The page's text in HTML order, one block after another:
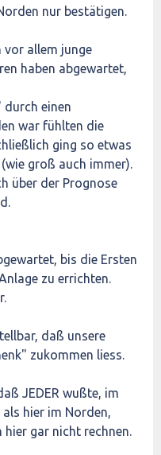
nur bestätigen.
vor allem junge
haben abgewartet,
durch einen
war fühlten die
ging so etwas
groß auch immer).
über der Prognose
bis die Ersten
zu errichten.
daß unsere
zukommen liess.
JEDER wußte, im
als hier im Norden,
hier gar nicht rechnen.